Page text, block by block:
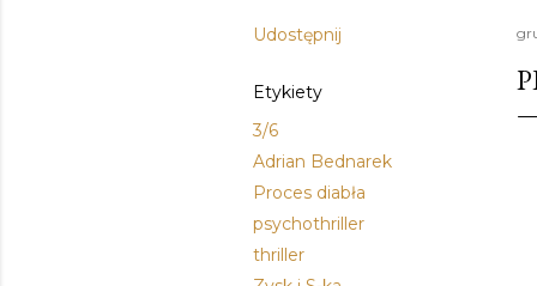
Udostępnij
Etykiety
3/6
Adrian Bednarek
Proces diabła
psychothriller
thriller